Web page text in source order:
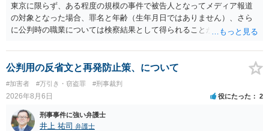
東京に限らず、ある程度の規模の事件で被告人となってメディア報道
の対象となった場合、罪名と年齢（生年月日ではありません）、さら
に公判時の職業については検察結果として得られることが通常です。
公判用の反省文と再発防止策、について
#加害者 #万引き・窃盗罪 #刑事裁判
2026年8月6日 役にたった 2
刑事事件に強い弁護士
井上 祐司 弁護士